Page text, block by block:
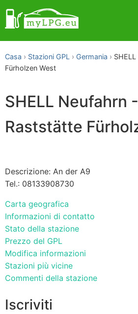
Casa Stazioni GPL Germania
Fürholzen West
SHELL Neufahrn -
Raststätte
Descrizione: An der A9
Tel.: 08133908730
Carta geografica
Informazioni di contatto
Stato della stazione
Prezzo del GPL
Modifica informazioni
Stazioni più vicine
Commenti della stazione
Iscriviti